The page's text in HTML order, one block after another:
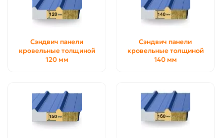
Сэндвич панели
кровельные толщиной
120 мм
Сэндвич панели
кровельные толщиной
140 мм